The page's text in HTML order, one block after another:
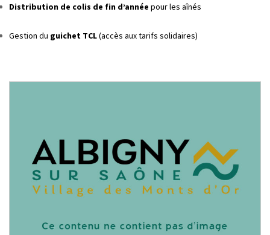
Distribution de colis de fin d’année pour les aînés
Gestion du guichet TCL(accès aux tarifs solidaires)